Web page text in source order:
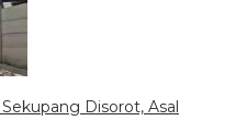
Disorot, Asal